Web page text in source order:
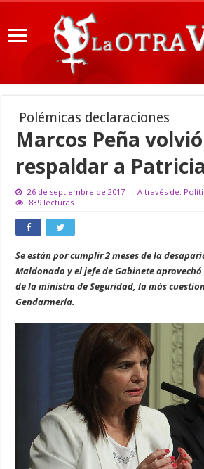
Polémicas declaraciones
Marcos Peña
respaldar a
26 de septiembre de 2017
A través de:
839 lecturas
Se están por cumplir 2 meses de la
Maldonado y el jefe de Gabinete
de la ministra de Seguridad, la más
Gendarmería.